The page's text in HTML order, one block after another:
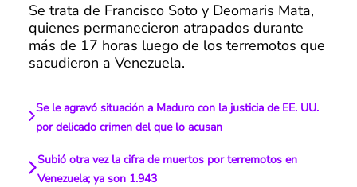
Se trata de Francisco Soto y Deomaris Mata,
quienes permanecieron atrapados durante
más de 17 horas luego de los terremotos que
sacudieron a Venezuela.
Se le agravó situación a Maduro con la justicia de EE. UU.
por delicado crimen del que lo acusan
Subió otra vez la cifra de muertos por terremotos en
Venezuela; ya son 1.943